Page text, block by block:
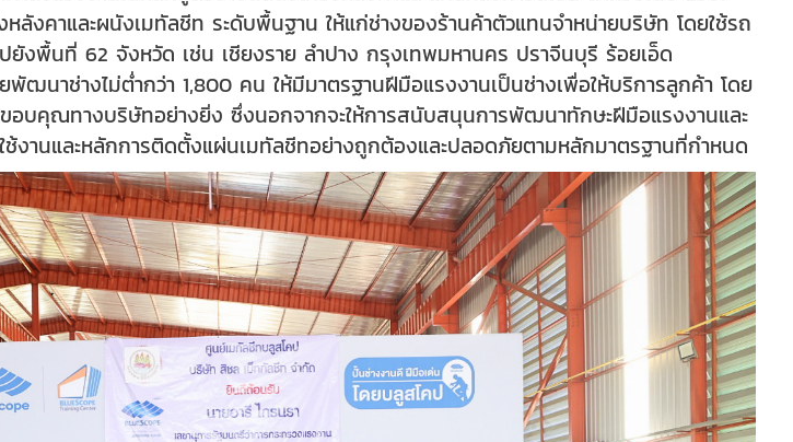
งคาและผนังเมทัลชีท ระดับพื้นฐาน ให้แก่ช่างของร้านค้าตัวแทนจำหน่ายบริษัท โดยใช้รถ
งพื้นที่ 62 จังหวัด เช่น เชียงราย ลำปาง กรุงเทพมหานคร ปราจีนบุรี ร้อยเอ็ด
ฒนาช่างไม่ต่ำกว่า 1,800 คน ให้มีมาตรฐานฝีมือแรงงานเป็นช่างเพื่อให้บริการลูกค้า โดย
บคุณทางบริษัทอย่างยิ่ง ซึ่งนอกจากจะให้การสนับสนุนการพัฒนาทักษะฝีมือแรงงานและ
ใช้งานและหลักการติดตั้งแผ่นเมทัลชีทอย่างถูกต้องและปลอดภัยตามหลักมาตรฐานที่กำหนด